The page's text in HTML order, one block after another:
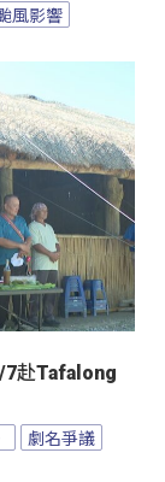
風影響
7赴Tafalong
劇名爭議